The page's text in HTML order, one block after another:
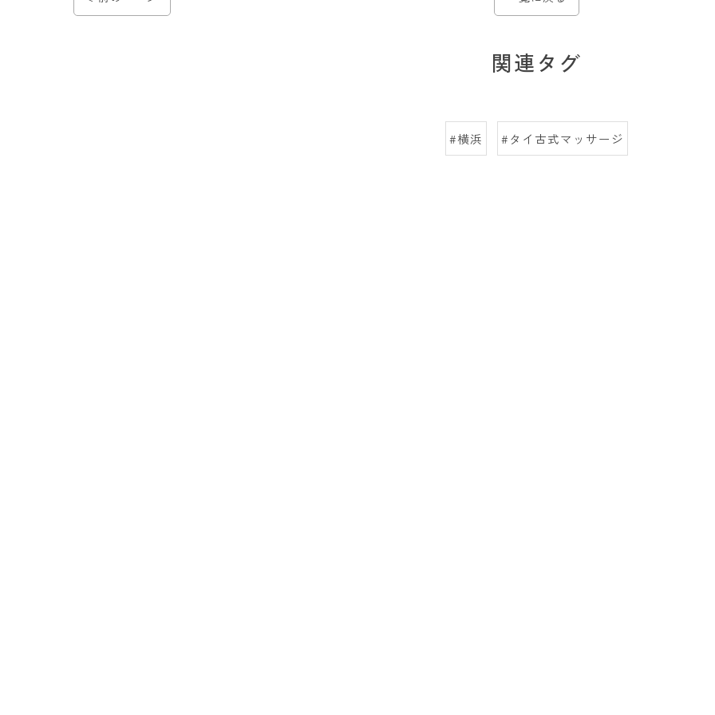
関連タグ
#横浜 #タイ古式マッサージ